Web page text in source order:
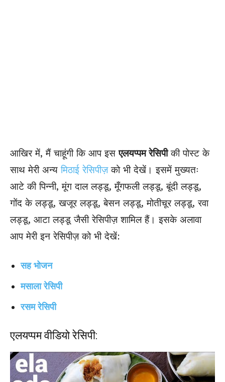
आखिर में, मैं चाहूंगी कि आप इसएलयप्पम रेसिपीकी पोस्ट के
साथ मेरी अन्यमिठाई रेसिपीज़को भी देखें। इसमें मुख्यतः
आटे की पिन्नी, मूंग दाल लड्डू, मूँगफली लड्डू, बूंदी लड्डू,
गोंद के लड्डू, खजूर लड्डू, बेसन लड्डू, मोतीचूर लड्डू, रवा
लड्डू, आटा लड्डू जैसी रेसिपीज़ शामिल हैं। इसके अलावा
आप मेरी इन रेसिपीज़ को भी देखें:
सह भोजन
मसाला रेसिपी
रसम रेसिपी
एलयप्पम वीडियो रेसिपी: